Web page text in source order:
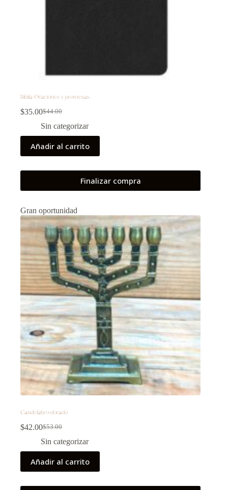
Biblia Oraciónes y promesas
$44.00
$35.00
Sin categorizar
Añadir al carrito
Finalizar compra
Gran oportunidad
Candelabro dorado
$53.00
$42.00
Sin categorizar
Añadir al carrito